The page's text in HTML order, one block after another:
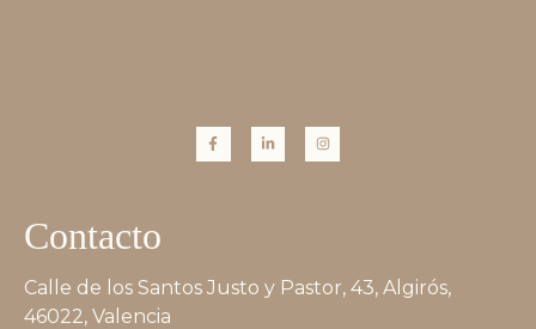
Contacto
Calle de los Santos Justo y Pastor, 43, Algirós,
46022, Valencia